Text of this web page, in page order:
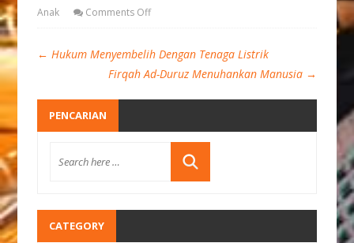
Anak
Comments Off
← Hukum Menyembelih Dengan Tenaga Listrik
Firqah Ad-Duruz Menuhankan Manusia →
PENCARIAN
CATEGORY